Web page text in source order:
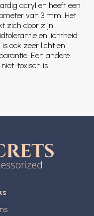
acryl en heeft een
van 3 mm. Het
zich door zijn
en lichtheid
ook zeer licht en
Een andere
toxisch is.